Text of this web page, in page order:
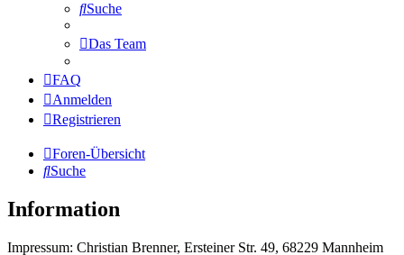
Suche
Das Team
FAQ
Anmelden
Registrieren
Foren-Übersicht
Suche
Information
Impressum: Christian Brenner, Ersteiner Str. 49, 68229 Mannheim